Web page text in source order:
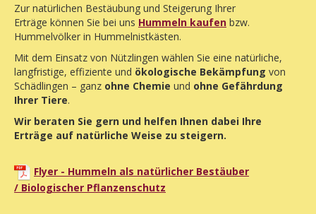
Zur natürlichen Bestäubung und Steigerung Ihrer
Erträge können Sie bei uns Hummeln kaufen bzw.
Hummelvölker in Hummelnistkästen.
Mit dem Einsatz von Nützlingen wählen Sie eine natürliche,
langfristige, effiziente und ökologische Bekämpfung von
Schädlingen – ganz ohne Chemie und ohne Gefährdung
Ihrer Tiere.
Wir beraten Sie gern und helfen Ihnen dabei Ihre
Erträge auf natürliche Weise zu steigern.
Flyer - Hummeln als natürlicher Bestäuber
/ Biologischer Pflanzenschutz